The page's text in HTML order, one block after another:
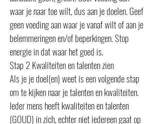
waar je naar toe wilt, dus aan je doelen. Geef
geen voeding aan waar je vanaf wilt of aan je
belemmeringen en/of beperkingen. Stop
energie in dat waar het goed is.
Stap 2 Kwaliteiten en talenten zien
Als je je doel(en) weet is een volgende stap
om te kijken naar je talenten en kwaliteiten.
Ieder mens heeft kwaliteiten en talenten
(GOUD) in zich, echter niet iedereen gaat op